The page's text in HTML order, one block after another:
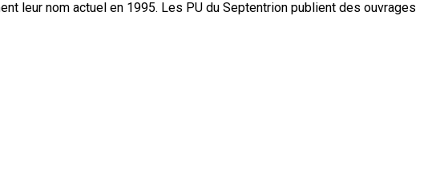
leur nom actuel en 1995. Les PU du Septentrion publient des ouvrages